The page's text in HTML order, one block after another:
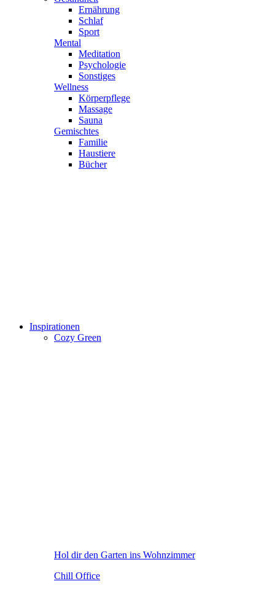
Ernährung
Schlaf
Sport
Mental
Meditation
Psychologie
Sonstiges
Wellness
Körperpflege
Massage
Sauna
Gemischtes
Familie
Haustiere
Bücher
Inspirationen
Cozy Green
Hol dir den Garten ins Wohnzimmer
Chill Office